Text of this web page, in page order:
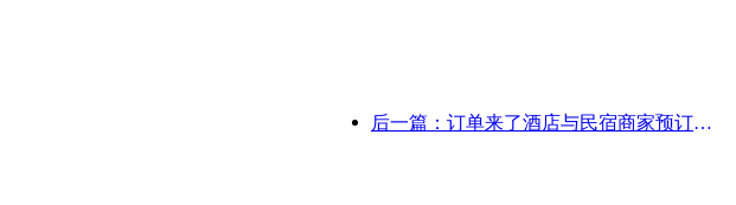
后一篇：订单来了酒店与民宿商家预订热度持平，国庆平均预订率分别为24.97%和24.49%